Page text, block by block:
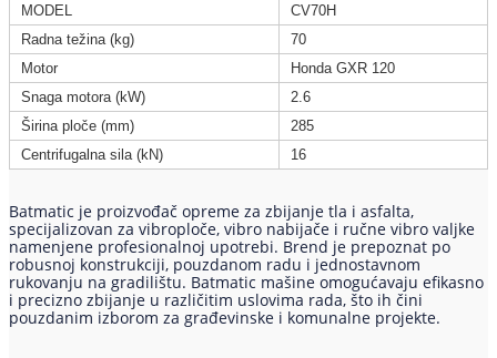
MODEL
CV70H
Radna težina (kg)
70
Motor
Honda GXR 120
Snaga motora (kW)
2.6
Širina ploče (mm)
285
Centrifugalna sila (kN)
16
Batmatic je proizvođač opreme za zbijanje tla i asfalta,
specijalizovan za vibroploče, vibro nabijače i ručne vibro valjke
namenjene profesionalnoj upotrebi. Brend je prepoznat po
robusnoj konstrukciji, pouzdanom radu i jednostavnom
rukovanju na gradilištu. Batmatic mašine omogućavaju efikasno
i precizno zbijanje u različitim uslovima rada, što ih čini
pouzdanim izborom za građevinske i komunalne projekte.